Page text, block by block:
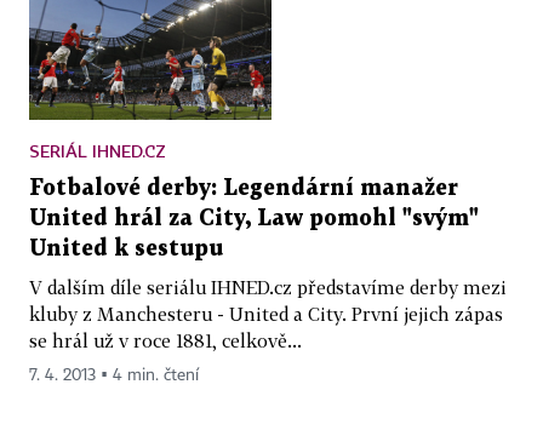
SERIÁL IHNED.CZ
Fotbalové derby: Legendární manažer
United hrál za City, Law pomohl "svým"
United k sestupu
V dalším díle seriálu IHNED.cz představíme derby mezi
kluby z Manchesteru - United a City. První jejich zápas
se hrál už v roce 1881, celkově...
7. 4. 2013 ▪ 4 min. čtení